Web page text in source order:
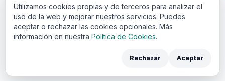
10,50€ IVA incluido
ALTURA
Utilizamos cookies propias y de terceros para analizar el
uso de la web y mejorar nuestros servicios. Puedes
aceptar o rechazar las cookies opcionales. Más
información en nuestra Política de Cookies.
Rechazar Aceptar